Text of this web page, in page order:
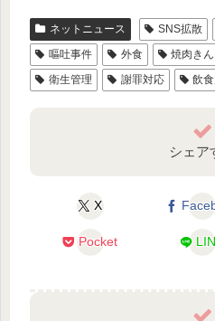
ネットニュース SNS拡散
嘔吐事件
外食 焼肉き
衛生管理
謝罪対応 飲
シェア
X
Pocket